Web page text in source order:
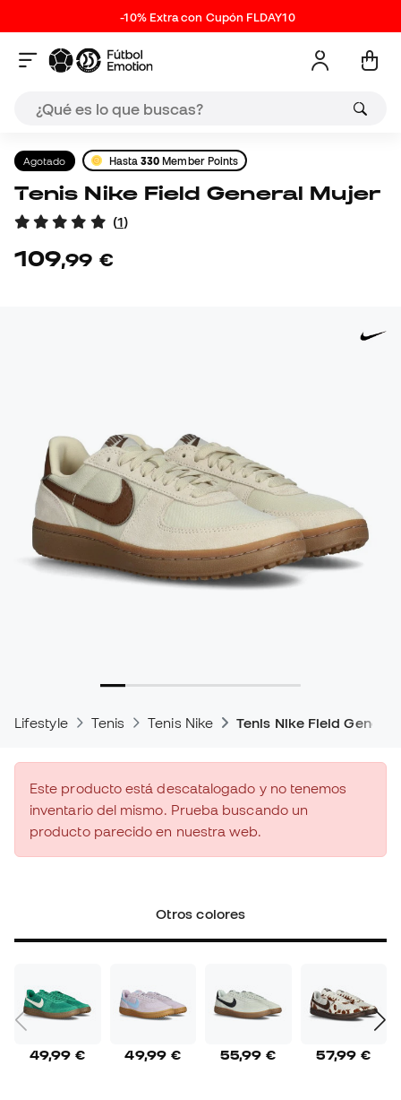
-10% Extra con Cupón FLDAY10
Agotado Hasta330 Member Points
Tenis Nike Field General Mujer
(1)
109,99 €
Lifestyle Tenis Tenis Nike Tenis Nike Field General
Este producto está descatalogado y no tenemos
inventario del mismo. Prueba buscando un
producto parecido en nuestra web.
Otros colores
49,99 € 49,99 € 55,99 € 57,99 €